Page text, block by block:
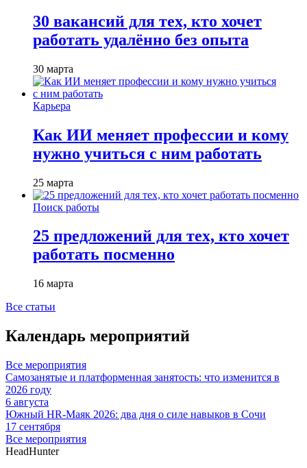
30 вакансий для тех, кто хочет
работать удалённо без опыта
30 марта
Карьера
Как ИИ меняет профессии и кому
нужно учиться с ним работать
25 марта
Поиск работы
25 предложений для тех, кто хочет
работать посменно
16 марта
Все статьи
Календарь мероприятий
Все мероприятия
Самозанятые и платформенная занятость: что изменится в
2026 году
6 августа
Южный HR-Маяк 2026: два дня о силе навыков в Сочи
17 сентября
Все мероприятия
HeadHunter